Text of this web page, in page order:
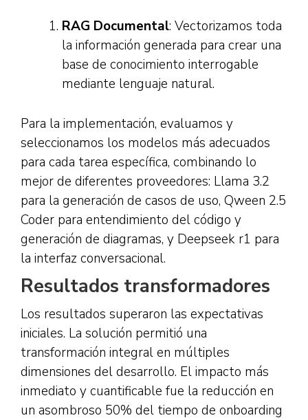
RAG Documental: Vectorizamos toda
la información generada para crear una
base de conocimiento interrogable
mediante lenguaje natural.
Para la implementación, evaluamos y
seleccionamos los modelos más adecuados
para cada tarea específica, combinando lo
mejor de diferentes proveedores: Llama 3.2
para la generación de casos de uso, Qween 2.5
Coder para entendimiento del código y
generación de diagramas, y Deepseek r1 para
la interfaz conversacional.
Resultados transformadores
Los resultados superaron las expectativas
iniciales. La solución permitió una
transformación integral en múltiples
dimensiones del desarrollo. El impacto más
inmediato y cuantificable fue la reducción en
un asombroso 50% del tiempo de onboarding